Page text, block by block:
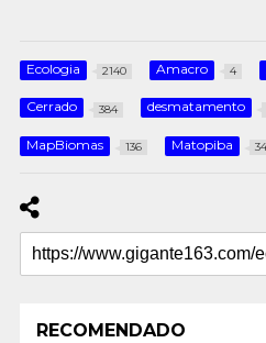
Ecologia 2140 Amacro 4
Cerrado 384 desmatamento
MapBiomas 136 Matopiba 34
RECOMENDADO